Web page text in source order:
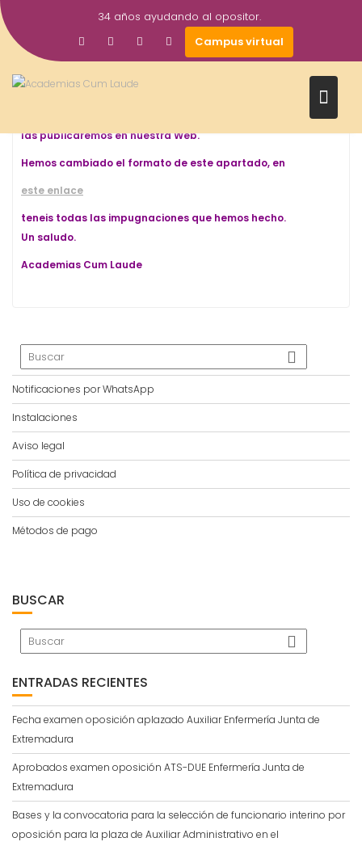
Saltar
al
contenido
34 años ayudando al opositor.
Campus virtual
Alegaciones Supuesto Práctico
Descarga
Impugnacion a la plantilla de soluciones Descarga
Todos aquellos opositores que quieran dar a conocer sus
academiacumlaude@gmail.com. y
las publicaremos en nuestra Web.
Hemos cambiado el formato de este apartado, en
este enlace
teneis todas las impugnaciones que hemos hecho.
Un saludo.
Academias Cum Laude
Notificaciones por WhatsApp
Instalaciones
Aviso legal
Política de privacidad
Uso de cookies
Métodos de pago
BUSCAR
ENTRADAS RECIENTES
Fecha examen oposición aplazado Auxiliar Enfermería Junta de
Extremadura
Aprobados examen oposición ATS-DUE Enfermería Junta de
Extremadura
Bases y la convocatoria para la selección de funcionario interino por
oposición para la plaza de Auxiliar Administrativo en el